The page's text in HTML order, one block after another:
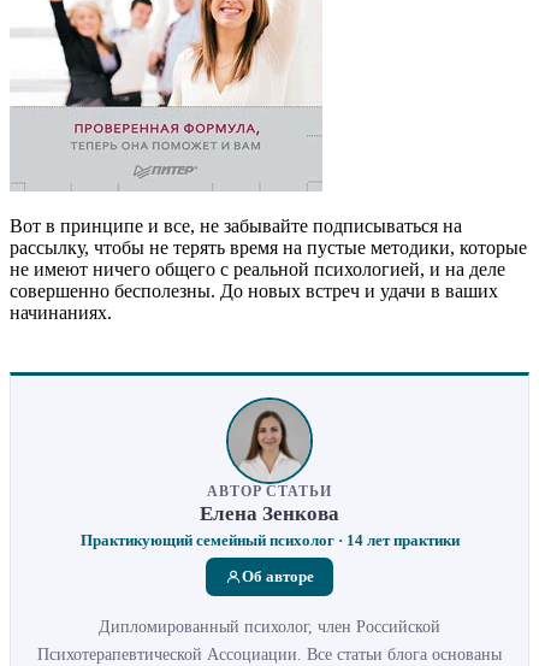
Вот в принципе и все, не забывайте подписываться на
рассылку, чтобы не терять время на пустые методики, которые
не имеют ничего общего с реальной психологией, и на деле
совершенно бесполезны. До новых встреч и удачи в ваших
начинаниях.
АВТОР СТАТЬИ
Елена Зенкова
Практикующий семейный психолог · 14 лет практики
Об авторе
Дипломированный психолог, член Российской
Психотерапевтической Ассоциации. Все статьи блога основаны